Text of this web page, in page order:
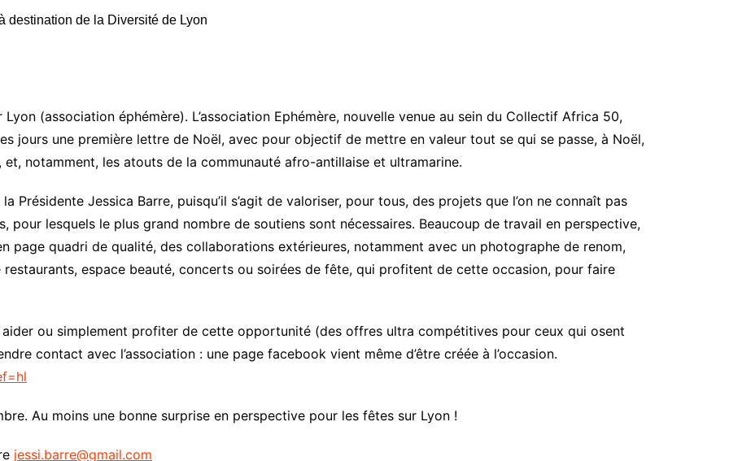
(association éphémère). L’association Ephémère, nouvelle venue au sein du Collectif Africa 50,
jours une première lettre de Noël, avec pour objectif de mettre en valeur tout se qui se passe, à Noël,
notamment, les atouts de la communauté afro-antillaise et ultramarine.
Présidente Jessica Barre, puisqu’il s’agit de valoriser, pour tous, des projets que l’on ne connaît pas
pour lesquels le plus grand nombre de soutiens sont nécessaires. Beaucoup de travail en perspective,
page quadri de qualité, des collaborations extérieures, notamment avec un photographe de renom,
espace beauté, concerts ou soirées de fête, qui profitent de cette occasion, pour faire
ou simplement profiter de cette opportunité (des offres ultra compétitives pour ceux qui osent
contact avec l’association : une page facebook vient même d’être créée à l’occasion.
Au moins une bonne surprise en perspective pour les fêtes sur Lyon !
jessi.barre@gmail.com